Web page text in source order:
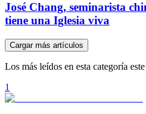
José Chang, seminarista
tiene una Iglesia viva
Cargar más artículos
Los más leídos en esta categoría
1